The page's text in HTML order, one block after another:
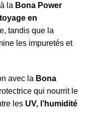
la Bona Power
en
tandis que la
les impuretés et
avec la Bona
qui nourrit le
les UV, l’humidité